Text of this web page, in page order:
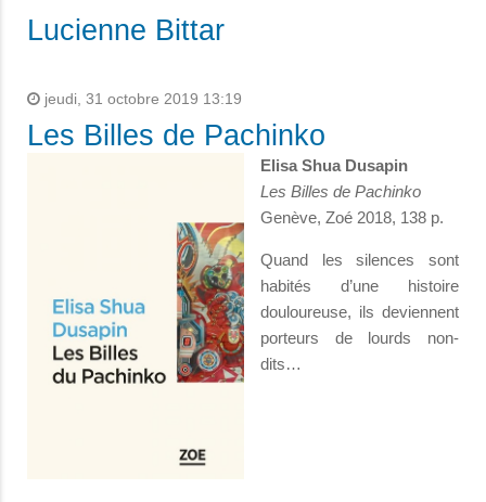
Lucienne Bittar
jeudi, 31 octobre 2019 13:19
Les Billes de Pachinko
Elisa Shua Dusapin
Les Billes de Pachinko
Genève, Zoé 2018, 138 p.
Quand les silences sont
habités d’une histoire
douloureuse, ils deviennent
porteurs de lourds non-
dits…